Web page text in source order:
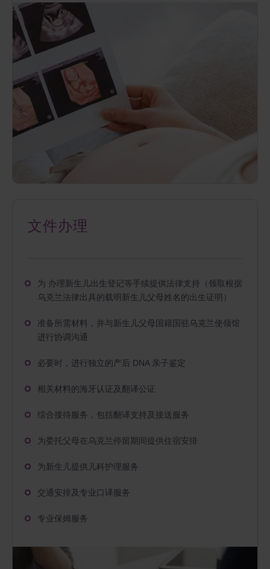
文件办理
为 办理新生儿出生登记等手续提供法律支持（领取根据
乌克兰法律出具的载明新生儿父母姓名的出生证明）
准备所需材料，并与新生儿父母国籍国驻乌克兰使领馆
进行协调沟通
必要时，进行独立的产后 DNA 亲子鉴定
相关材料的海牙认证及翻译公证
综合接待服务，包括翻译支持及接送服务
为委托父母在乌克兰停留期间提供住宿安排
为新生儿提供儿科护理服务
交通安排及专业口译服务
专业保姆服务